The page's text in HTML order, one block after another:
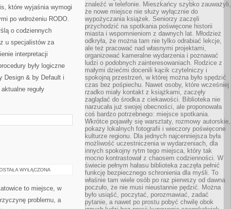
które wyjaśnia wymogi
po wdrożeniu RODO.
o codziennych
u specjalistów za
interpretacji
były logiczne
Design & by Default i
reguły
WYŁĄCZONA
to miejsce, w
problemu, a
znaleźć w telefonie. Mieszkańcy szybko zauważyli,
że nowe miejsce nie służy wyłącznie do
wypożyczania książek. Seniorzy zaczęli
przychodzić na spotkania poświęcone historii
miasta i wspomnieniom z dawnych lat. Młodzież
odkryła, że można tam nie tylko odrabiać lekcje,
ale też pracować nad własnymi projektami,
organizować kameralne wydarzenia i poznawać
ludzi o podobnych zainteresowaniach. Rodzice z
małymi dziećmi docenili kącik czytelniczy i
spokojną przestrzeń, w której można było spędzić
czas bez pośpiechu. Nawet osoby, które wcześniej
rzadko miały kontakt z książkami, zaczęły
zaglądać do środka z ciekawości. Biblioteka nie
narzucała już swojej obecności, ale proponowała
coś bardzo potrzebnego: miejsce spotkania.
Wkrótce pojawiły się warsztaty, rozmowy autorskie,
pokazy lokalnych fotografii i wieczory poświęcone
kulturze regionu. Dla jednych najcenniejsza była
możliwość uczestniczenia w wydarzeniach, dla
innych spokojny rytm tego miejsca, który tak
mocno kontrastował z chaosem codzienności. W
świecie pełnym hałasu biblioteka zaczęła pełnić
funkcję bezpiecznego schronienia dla myśli. To
właśnie tam wiele osób po raz pierwszy od dawna
poczuło, że nie musi nieustannie pędzić. Można
było usiąść, poczytać, porozmawiać, zadać
pytanie, a nawet po prostu pobyć chwilę obok